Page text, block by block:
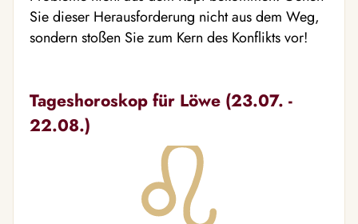
Sie dieser Herausforderung nicht aus dem Weg,
sondern stoßen Sie zum Kern des Konflikts vor!
Tageshoroskop für Löwe (23.07. -
22.08.)